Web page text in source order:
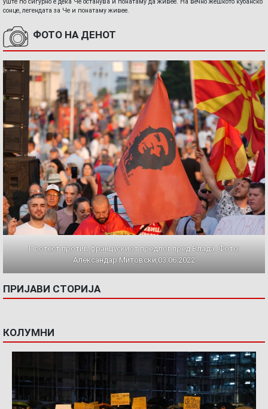
уште по сигурно е дека Че останува и понатаму да живее. На вечно жешкото кубанско
сонце, легендата за Че и понатаму живее.
ФОТО НА ДЕНОТ
Протест против францускиот предлог пред Влада. Фото:
Александар Митовски,03.06.2022
ПРИЈАВИ СТОРИЈА
КОЛУМНИ